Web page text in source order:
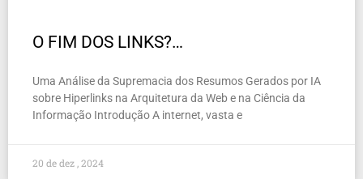
O FIM DOS LINKS?…
Uma Análise da Supremacia dos Resumos Gerados por IA
sobre Hiperlinks na Arquitetura da Web e na Ciência da
Informação Introdução A internet, vasta e
20 de dez , 2024